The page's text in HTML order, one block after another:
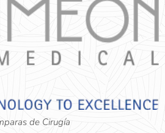
de Cirugía